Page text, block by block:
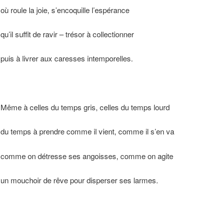
où roule la joie, s’encoquille l’espérance
qu’il suffit de ravir – trésor à collectionner
puis à livrer aux caresses intemporelles.
Même à celles du temps gris, celles du temps lourd
du temps à prendre comme il vient, comme il s’en va
comme on détresse ses angoisses, comme on agite
un mouchoir de rêve pour disperser ses larmes.